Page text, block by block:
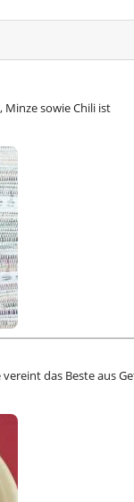
Minze sowie Chili ist
das Beste aus